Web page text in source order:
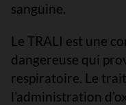
sanguine.
Le TRALI est une
dangereuse qui
respiratoire. Le
l’administration